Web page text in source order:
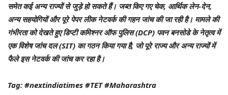
समेत कई अन्य राज्यों से जुड़े हो सकते हैं। जब्त किए गए चेक, आर्थिक लेन-देन,
अन्य सहयोगियों और पूरे पेपर लीक नेटवर्क की गहन जांच की जा रही है। मामले की
गंभीरता को देखते हुए डिप्टी कमिश्नर ऑफ पुलिस (DCP) पवन बनसोडे के नेतृत्व में
एक विशेष जांच दल (SIT) का गठन किया गया है, जो पूरे राज्य और अन्य राज्यों में
फैले इस नेटवर्क की जांच कर रहा है।
Tag: #nextindiatimes #TET #Maharashtra